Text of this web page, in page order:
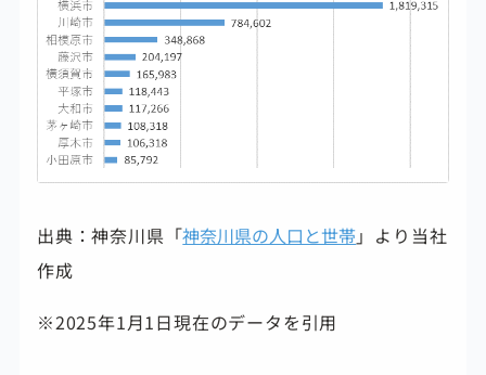
出典：神奈川県「神奈川県の人口と世帯」より当社
作成
※2025年1月1日現在のデータを引用